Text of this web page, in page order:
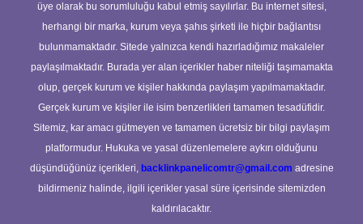
üye olarak bu sorumluluğu kabul etmiş sayılırlar. Bu internet sitesi,
herhangi bir marka, kurum veya şahıs şirketi ile hiçbir bağlantısı
bulunmamaktadır. Sitede yalnızca kendi hazırladığımız makaleler
paylaşılmaktadır. Burada yer alan içerikler haber niteliği taşımamakta
olup, gerçek kurum ve kişiler hakkında paylaşım yapılmamaktadır.
Gerçek kurum ve kişiler ile isim benzerlikleri tamamen tesadüfidir.
Sitemiz, kar amacı gütmeyen ve tamamen ücretsiz bir bilgi paylaşım
platformudur. Hukuka ve yasal düzenlemelere aykırı olduğunu
düşündüğünüz içerikleri, backlinkpanelicomtr@gmail.com adresine
bildirmeniz halinde, ilgili içerikler yasal süre içerisinde sitemizden
kaldırılacaktır.